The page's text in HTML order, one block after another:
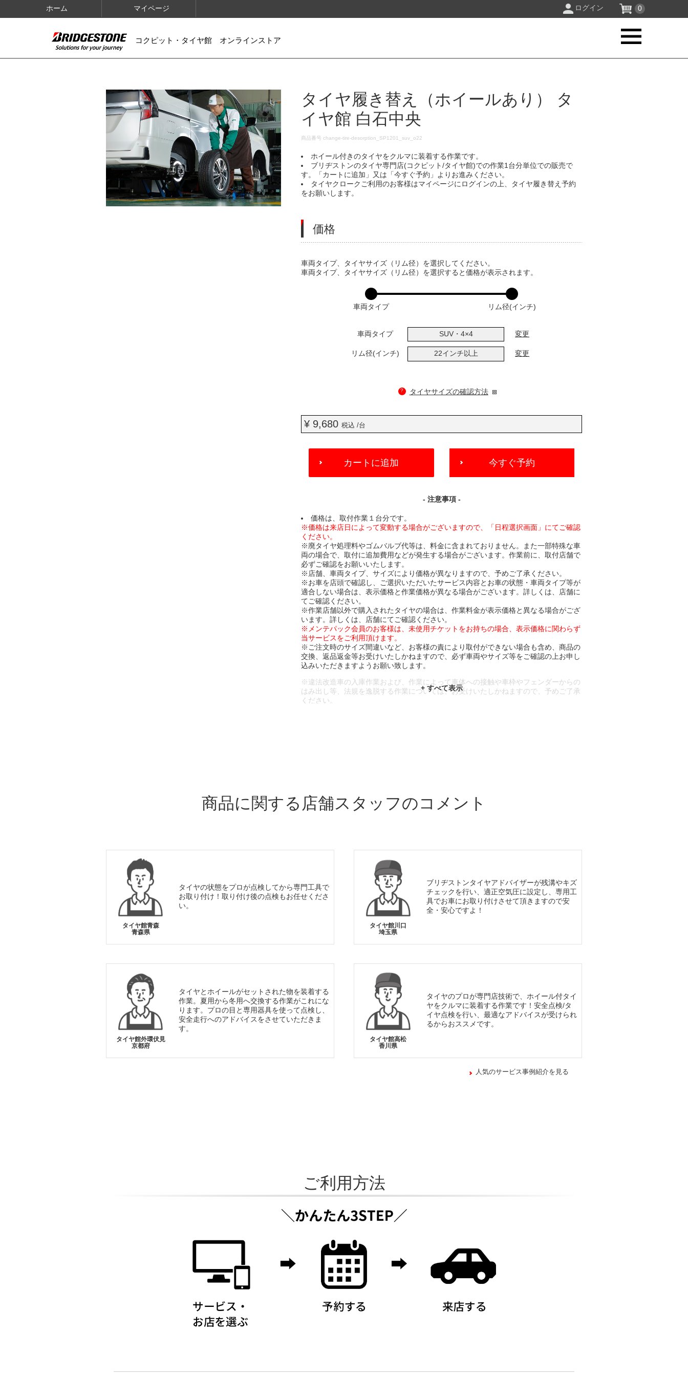
ホーム マイページ ログイン 0
コクピット・タイヤ館 オンラインストア
IMAGES
タイヤ履き替え（ホイールあり） タ
イヤ館 白石中央
DETAILS
商品番号change-tire-desorption_SP1201_suv_o22
ホイール付きのタイヤをクルマに装着する作業です。
ブリヂストンのタイヤ専門店(コクピット/タイヤ館)での作業1台分単位での販売で
す。「カートに追加」又は「今すぐ予約」よりお進みください。
タイヤクロークご利用のお客様はマイページにログインの上、タイヤ履き替え予約
をお願いします。
価格
VARIATIONS
車両タイプ、タイヤサイズ（リム径）を選択してください。
車両タイプ、タイヤサイズ（リム径）を選択すると価格が表示されます。
車両タイプ リム径(インチ)
車両タイプ SUV・4×4 変更
リム径(インチ) 22インチ以上 変更
? タイヤサイズの確認方法
¥ 9,680税込 /台
ADD
CART
カートに追加 今すぐ予約
- 注意事項 -
価格は、取付作業１台分です。
※価格は来店日によって変動する場合がございますので、「日程選択画面」にてご確認
ください。
※廃タイヤ処理料やゴムバルブ代等は、料金に含まれておりません。また一部特殊な車
両の場合で、取付に追加費用などが発生する場合がございます。作業前に、取付店舗で
必ずご確認をお願いいたします。
※店舗、車両タイプ、サイズにより価格が異なりますので、予めご了承ください。
※お車を店頭で確認し、ご選択いただいたサービス内容とお車の状態・車両タイプ等が
適合しない場合は、表示価格と作業価格が異なる場合がございます。詳しくは、店舗に
てご確認ください。
※作業店舗以外で購入されたタイヤの場合は、作業料金が表示価格と異なる場合がござ
います。詳しくは、店舗にてご確認ください。
※メンテパック会員のお客様は、未使用チケットをお持ちの場合、表示価格に関わらず
当サービスをご利用頂けます。
※ご注文時のサイズ間違いなど、お客様の責により取付ができない場合も含め、商品の
交換、返品返金等お受けいたしかねますので、必ず車両やサイズ等をご確認の上お申し
込みいただきますようお願い致します。
※違法改造車の入庫作業および、作業によって車体への接触や車枠やフェンダーからの
はみ出し等、法規を逸脱する作業については、お受けいたしかねますので、予めご了承
ください。
商品に関する店舗スタッフのコメント
タイヤ館青森
青森県
タイヤの状態をプロが点検してから専門工具で
お取り付け！取り付け後の点検もお任せくださ
い。
タイヤ館川口
埼玉県
ブリヂストンタイヤアドバイザーが残溝やキズ
チェックを行い、適正空気圧に設定し、専用工
具でお車にお取り付けさせて頂きますので安
全・安心ですよ！
タイヤ館外環伏見
京都府
タイヤとホイールがセットされた物を装着する
作業。夏用から冬用へ交換する作業がこれにな
ります。プロの目と専用器具を使って点検し、
安全走行へのアドバイスをさせていただきま
す。
タイヤ館高松
香川県
タイヤのプロが専門店技術で、ホイール付タイ
ヤをクルマに装着する作業です！安全点検/タ
イヤ点検を行い、最適なアドバイスが受けられ
るからおススメです。
人気のサービス事例紹介を見る
ご利用方法